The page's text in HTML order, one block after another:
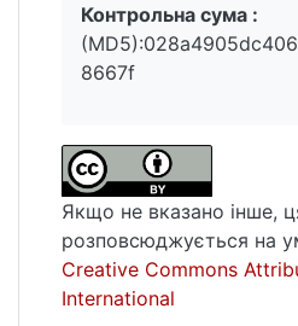
Контрольна сума :
8667f
Якщо не вказано інше,
розповсюджується на
Creative Commons
International